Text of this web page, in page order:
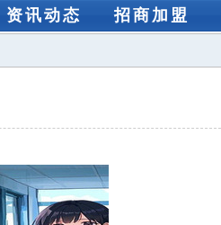
资讯动态 招商加盟